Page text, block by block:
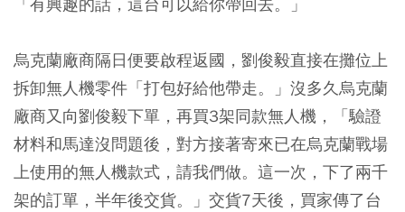
「有興趣的話，這台可以給你帶回去。」
烏克蘭廠商隔日便要啟程返國，劉俊毅直接在攤位上
拆卸無人機零件「打包好給他帶走。」沒多久烏克蘭
廠商又向劉俊毅下單，再買3架同款無人機，「驗證
材料和馬達沒問題後，對方接著寄來已在烏克蘭戰場
上使用的無人機款式，請我們做。這一次，下了兩千
架的訂單，半年後交貨。」交貨7天後，買家傳了台